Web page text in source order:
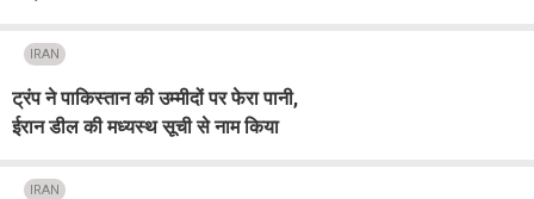
IRAN
ट्रंप ने पाकिस्तान की उम्मीदों पर फेरा पानी,
ईरान डील की मध्यस्थ सूची से नाम किया
IRAN